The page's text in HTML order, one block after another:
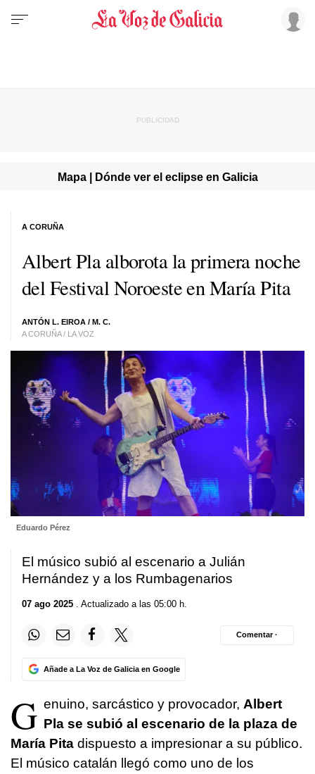
Mapa | Dónde ver el eclipse en Galicia
Albert Pla alborota la primera noche
del Festival Noroeste en María Pita
ANTÓN L. EIROA / M. C.
A CORUÑA / LA VOZ
A CORUÑA
Eduardo Pérez
El músico subió al escenario a Julián
Hernández y a los Rumbagenarios
07 ago 2025 . Actualizado a las 05:00 h.
Añade a La Voz de Galicia en Google
Comentar ·
G enuino, sarcástico y provocador, Albert
Pla se subió al escenario de la plaza de
María Pita dispuesto a impresionar a su público.
El músico catalán llegó como uno de los